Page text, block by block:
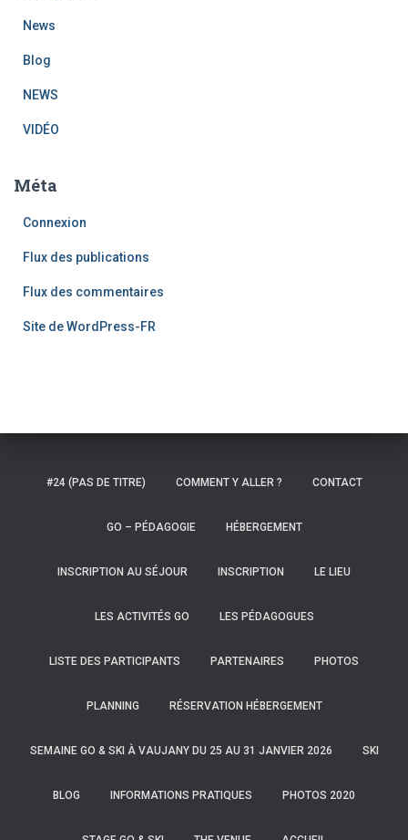
News
Blog
NEWS
VIDÉO
Méta
Connexion
Flux des publications
Flux des commentaires
Site de WordPress-FR
#24 (PAS DE TITRE) COMMENT Y ALLER ? CONTACT
GO – PÉDAGOGIE HÉBERGEMENT
INSCRIPTION AU SÉJOUR INSCRIPTION LE LIEU
LES ACTIVITÉS GO LES PÉDAGOGUES
LISTE DES PARTICIPANTS PARTENAIRES PHOTOS
PLANNING RÉSERVATION HÉBERGEMENT
SEMAINE GO & SKI À VAUJANY DU 25 AU 31 JANVIER 2026 SKI
BLOG INFORMATIONS PRATIQUES PHOTOS 2020